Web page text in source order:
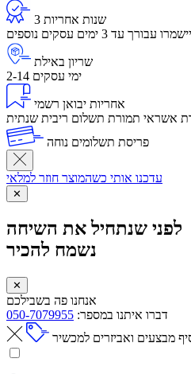
3 שנות אחריות
שריון באילת
2-14 ימי עסקים
אחריות יבואן רשמי
פריסת תשלומים נוחה
עדכנו אותי כשהמוצר חוזר למלאי
✕
לפני שנתחיל את השיחה
נשמח להכיר
✕
אנחנו פה בשבילכם
דברו איתנו במספר: 050-7079955
מבצעים ואביזרים למכשיר